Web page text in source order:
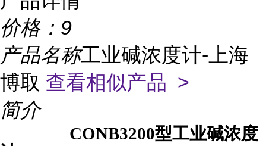
价格： 9
产品名称工业碱浓度计-上海
博取 查看相似产品 >
简介
CONB3200型工业碱浓度